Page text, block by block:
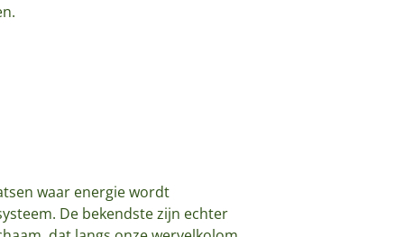
waar energie wordt
De bekendste zijn echter